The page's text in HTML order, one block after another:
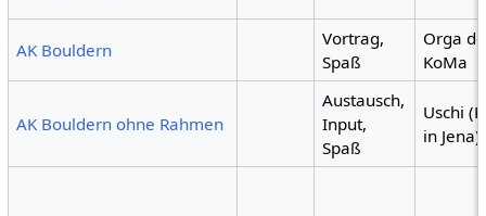
AK Bouldern
Vortrag,
Spaß
Orga
KoMa
AK Bouldern ohne Rahmen
Austausch,
Input,
Spaß
Uschi
in Jena)